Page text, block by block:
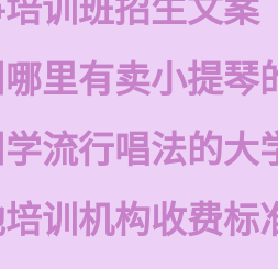
训班招生文案
里有卖小提琴
流行唱法的大
训机构收费标